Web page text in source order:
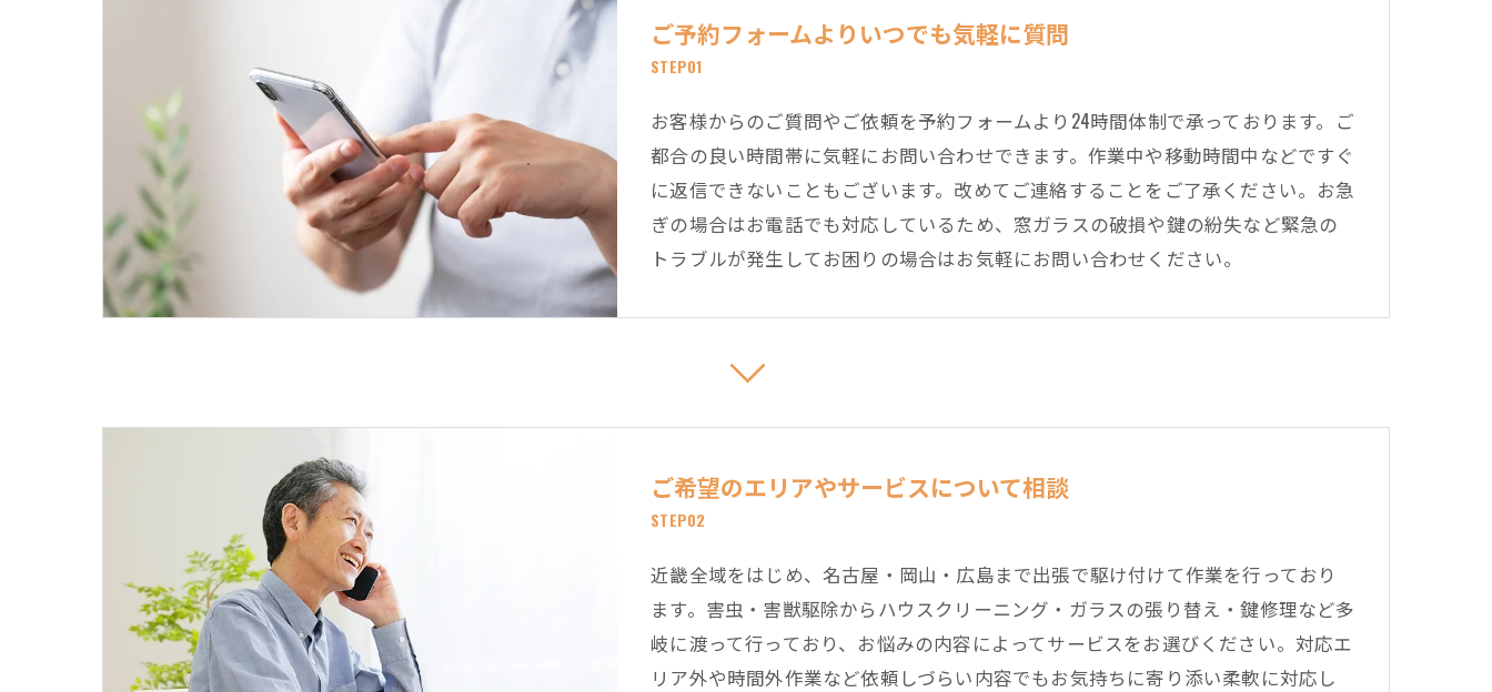
ご予約フォームよりいつでも気軽に質問
STEP01
お客様からのご質問やご依頼を予約フォームより24時間体制で承っております。ご
都合の良い時間帯に気軽にお問い合わせできます。作業中や移動時間中などですぐ
に返信できないこともございます。改めてご連絡することをご了承ください。お急
ぎの場合はお電話でも対応しているため、窓ガラスの破損や鍵の紛失など緊急の
トラブルが発生してお困りの場合はお気軽にお問い合わせください。
ご希望のエリアやサービスについて相談
STEP02
近畿全域をはじめ、名古屋・岡山・広島まで出張で駆け付けて作業を行っており
ます。害虫・害獣駆除からハウスクリーニング・ガラスの張り替え・鍵修理など多
岐に渡って行っており、お悩みの内容によってサービスをお選びください。対応エ
リア外や時間外作業など依頼しづらい内容でもお気持ちに寄り添い柔軟に対応し